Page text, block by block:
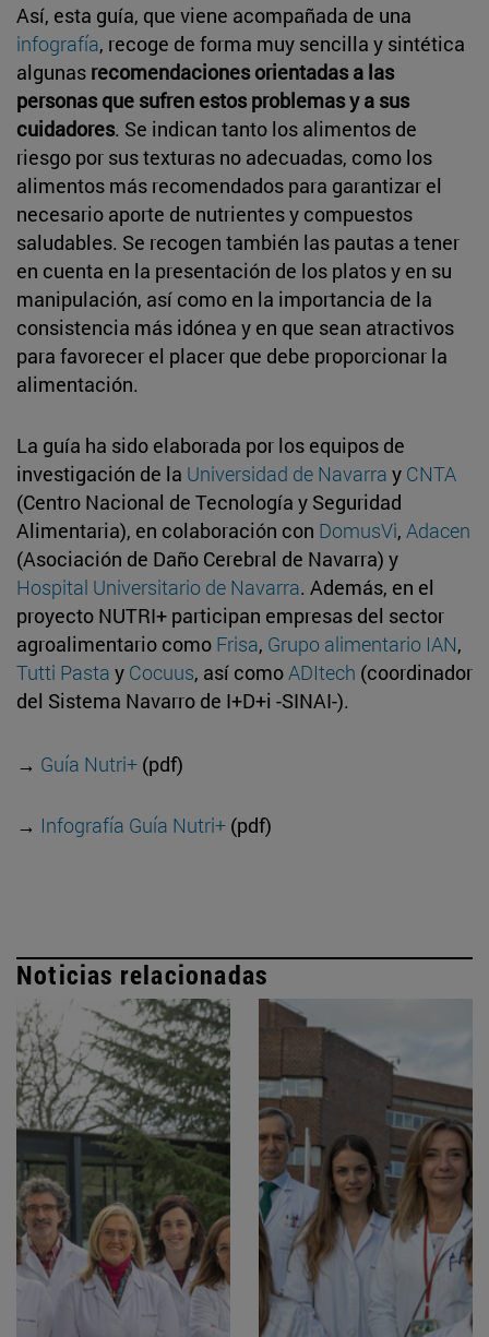
Así, esta guía, que viene acompañada de una
infografía, recoge de forma muy sencilla y sintética
algunas recomendaciones orientadas a las
personas que sufren estos problemas y a sus
cuidadores. Se indican tanto los alimentos de
riesgo por sus texturas no adecuadas, como los
alimentos más recomendados para garantizar el
necesario aporte de nutrientes y compuestos
saludables. Se recogen también las pautas a tener
en cuenta en la presentación de los platos y en su
manipulación, así como en la importancia de la
consistencia más idónea y en que sean atractivos
para favorecer el placer que debe proporcionar la
alimentación.
La guía ha sido elaborada por los equipos de
investigación de la Universidad de Navarra y CNTA
(Centro Nacional de Tecnología y Seguridad
Alimentaria), en colaboración con DomusVi, Adacen
(Asociación de Daño Cerebral de Navarra) y
Hospital Universitario de Navarra. Además, en el
proyecto NUTRI+ participan empresas del sector
agroalimentario como Frisa, Grupo alimentario IAN,
Tutti Pasta y Cocuus, así comoADItech (coordinador
del Sistema Navarro de I+D+i -SINAI-).
→ Guía Nutri+ (pdf)
→ Infografía Guía Nutri+ (pdf)
Noticias relacionadas